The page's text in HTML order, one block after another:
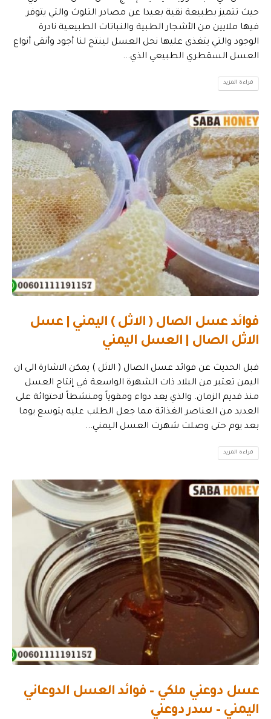
حيث تتميز بطبيعة نقية بعيدا عن مصادر التلوث والتي يتوفر
فيها ملايين من الأشجار الطبية والنباتات الطبيعية نادرة
الوجود والتي يتغذى عليها نحل العسل لينتج لنا أجود وأنقى أنواع
العسل السقطري الطبيعي الذي...
قراءة المزيد
فوائد عسل الصال ( الاثل ) اليمني | عسل
الاثل الصال | العسل اليمني
قبل الحديث عن فوائد عسل الصال ( الاثل ) يمكن الاشارة الى ان
اليمن تعتبر من البلاد ذات الشهرة الواسعة في إنتاج العسل
منذ قديم الزمان. والذي يعد دواء ومقوياً ومنشطاً لاحتوائة على
العديد من العناصر الغذائة مما جعل الطلب عليه يتوسع يوما
بعد يوم حتى وصلت شهرت العسل اليمني...
قراءة المزيد
عسل دوعني ملكي – فوائد العسل الدوعاني
اليمني – سدر دوعني